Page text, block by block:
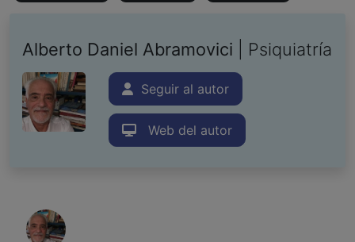
Alberto Daniel Abramovici | Psiquiatría
Seguir al autor
Web del autor